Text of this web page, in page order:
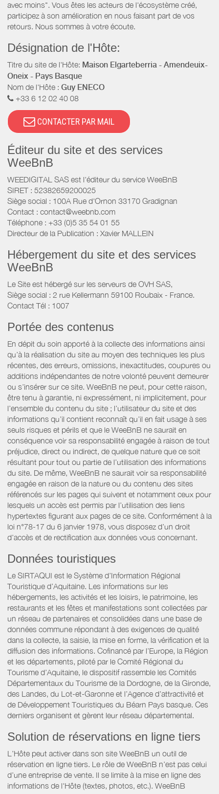
avec moins". Vous êtes les acteurs de l'écosystème créé,
participez à son amélioration en nous faisant part de vos
retours. Nous sommes à votre écoute.
Désignation de l'Hôte:
Titre du site de l'Hôte: Maison Elgarteberria - Amendeuix-
Oneix - Pays Basque
Nom de l'Hôte : Guy ENECO
+33 6 12 02 40 08
CONTACTER PAR MAIL
Éditeur du site et des services
WeeBnB
WEEDIGITAL SAS est l'éditeur du service WeeBnB
SIRET : 52382659200025
Siège social : 100A Rue d'Ornon 33170 Gradignan
Contact : contact@weebnb.com
Téléphone : +33 (0)5 35 54 01 55
Directeur de la Publication : Xavier MALLEIN
Hébergement du site et des services
WeeBnB
Le Site est hébergé sur les serveurs de OVH SAS,
Siège social : 2 rue Kellermann 59100 Roubaix - France.
Contact Tél : 1007
Portée des contenus
En dépit du soin apporté à la collecte des informations ainsi
qu’à la réalisation du site au moyen des techniques les plus
récentes, des erreurs, omissions, inexactitudes, coupures ou
additions indépendantes de notre volonté peuvent demeurer
ou s’insérer sur ce site. WeeBnB ne peut, pour cette raison,
être tenu à garantie, ni expressément, ni implicitement, pour
l’ensemble du contenu du site ; l’utilisateur du site et des
informations qu’il contient reconnaît qu’il en fait usage à ses
seuls risques et périls et que le WeeBnB ne saurait en
conséquence voir sa responsabilité engagée à raison de tout
préjudice, direct ou indirect, de quelque nature que ce soit
résultant pour tout ou partie de l’utilisation des informations
du site. De même, WeeBnB ne saurait voir sa responsabilité
engagée en raison de la nature ou du contenu des sites
référencés sur les pages qui suivent et notamment ceux pour
lesquels un accès est permis par l’utilisation des liens
hypertextes figurant aux pages de ce site. Conformément à la
loi n°78-17 du 6 janvier 1978, vous disposez d’un droit
d’accès et de rectification aux données vous concernant.
Données touristiques
Le SIRTAQUI est le Système d’Information Régional
Touristique d’Aquitaine. Les informations sur les
hébergements, les activités et les loisirs, le patrimoine, les
restaurants et les fêtes et manifestations sont collectées par
un réseau de partenaires et consolidées dans une base de
données commune répondant à des exigences de qualité
dans la collecte, la saisie, la mise en forme, la vérification et la
diffusion des informations. Cofinancé par l’Europe, la Région
et les départements, piloté par le Comité Régional du
Tourisme d’Aquitaine, le dispositif rassemble les Comités
Départementaux du Tourisme de la Dordogne, de la Gironde,
des Landes, du Lot-et-Garonne et l’Agence d’attractivité et
de Développement Touristiques du Béarn Pays basque. Ces
derniers organisent et gèrent leur réseau départemental.
Solution de réservations en ligne tiers
L’Hôte peut activer dans son site WeeBnB un outil de
réservation en ligne tiers. Le rôle de WeeBnB n’est pas celui
d’une entreprise de vente. Il se limite à la mise en ligne des
informations de l'Hôte (textes, photos, etc.). WeeBnB